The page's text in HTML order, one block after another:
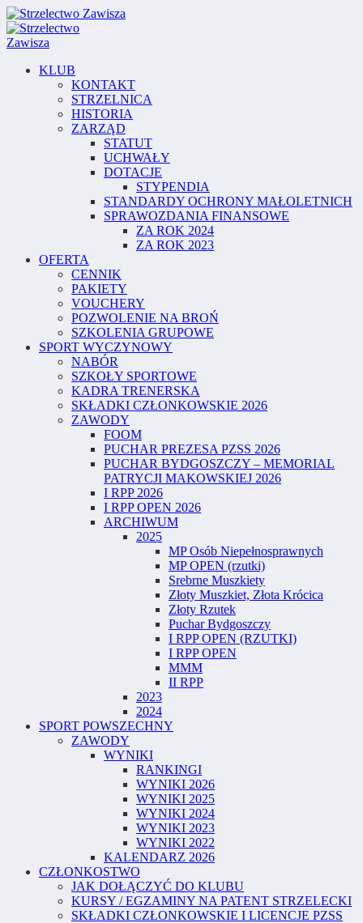
KLUB
KONTAKT
STRZELNICA
HISTORIA
ZARZĄD
STATUT
UCHWAŁY
DOTACJE
STYPENDIA
STANDARDY OCHRONY MAŁOLETNICH
SPRAWOZDANIA FINANSOWE
ZA ROK 2024
ZA ROK 2023
OFERTA
CENNIK
PAKIETY
VOUCHERY
POZWOLENIE NA BROŃ
SZKOLENIA GRUPOWE
SPORT WYCZYNOWY
NABÓR
SZKOŁY SPORTOWE
KADRA TRENERSKA
SKŁADKI CZŁONKOWSKIE 2026
ZAWODY
FOOM
PUCHAR PREZESA PZSS 2026
PUCHAR BYDGOSZCZY – MEMORIAL
PATRYCJI MAKOWSKIEJ 2026
I RPP 2026
I RPP OPEN 2026
ARCHIWUM
2025
MP Osób Niepełnosprawnych
MP OPEN (rzutki)
Srebrne Muszkiety
Złoty Muszkiet, Złota Krócica
Złoty Rzutek
Puchar Bydgoszczy
I RPP OPEN (RZUTKI)
I RPP OPEN
MMM
II RPP
2023
2024
SPORT POWSZECHNY
ZAWODY
WYNIKI
RANKINGI
WYNIKI 2026
WYNIKI 2025
WYNIKI 2024
WYNIKI 2023
WYNIKI 2022
KALENDARZ 2026
CZŁONKOSTWO
JAK DOŁĄCZYĆ DO KLUBU
KURSY / EGZAMINY NA PATENT STRZELECKI
SKŁADKI CZŁONKOWSKIE I LICENCJE PZSS